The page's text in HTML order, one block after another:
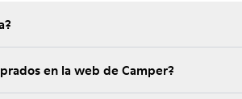
en la web de Camper?